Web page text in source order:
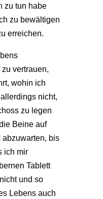
zu tun habe
zu bewältigen
erreichen.
vertrauen,
wohin ich
nicht,
zu legen
Beine auf
bis
ich mir
Tablett
und so
Lebens auch